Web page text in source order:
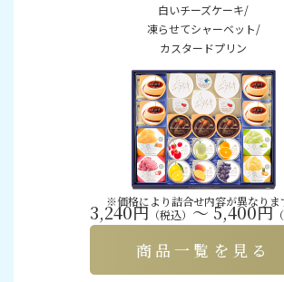
白いチーズケーキ/
凍らせてシャーベット/
カスタードプリン
※価格により詰合せ内容が異なりま
3,240円 （税込） ～ 5,400円
商品一覧を見る